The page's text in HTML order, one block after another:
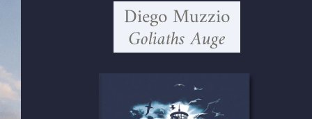
Diego Muzzio
Goliaths Auge